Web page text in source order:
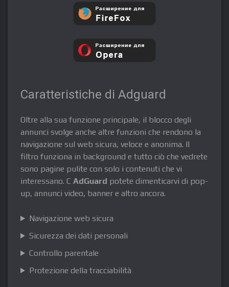
Caratteristiche di Adguard
Oltre alla sua funzione principale, il blocco degli
annunci svolge anche altre funzioni che rendono la
navigazione sul web sicura, veloce e anonima. Il
filtro funziona in background e tutto ciò che vedrete
sono pagine pulite con solo i contenuti che vi
interessano. С AdGuard potete dimenticarvi di pop-
up, annunci video, banner e altro ancora.
Navigazione web sicura
Sicurezza dei dati personali
Controllo parentale
Protezione della tracciabilità